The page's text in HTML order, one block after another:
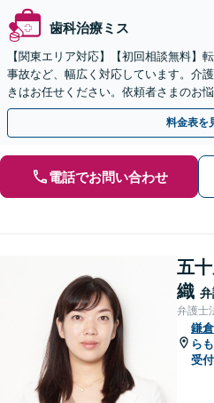
歯科治療ミス
【関東エリア対応】【初回相談無料】
事故など、幅広く対応しています。介
きはお任せください。依頼者さまのお
結果が得られるように尽力いたします。
料金表を
電話でお問い合わせ
五
織
弁護士
鎌
ら
受